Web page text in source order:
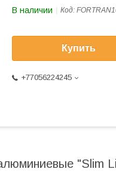
В наличии Код:
Купить
+77056224245
"Slim